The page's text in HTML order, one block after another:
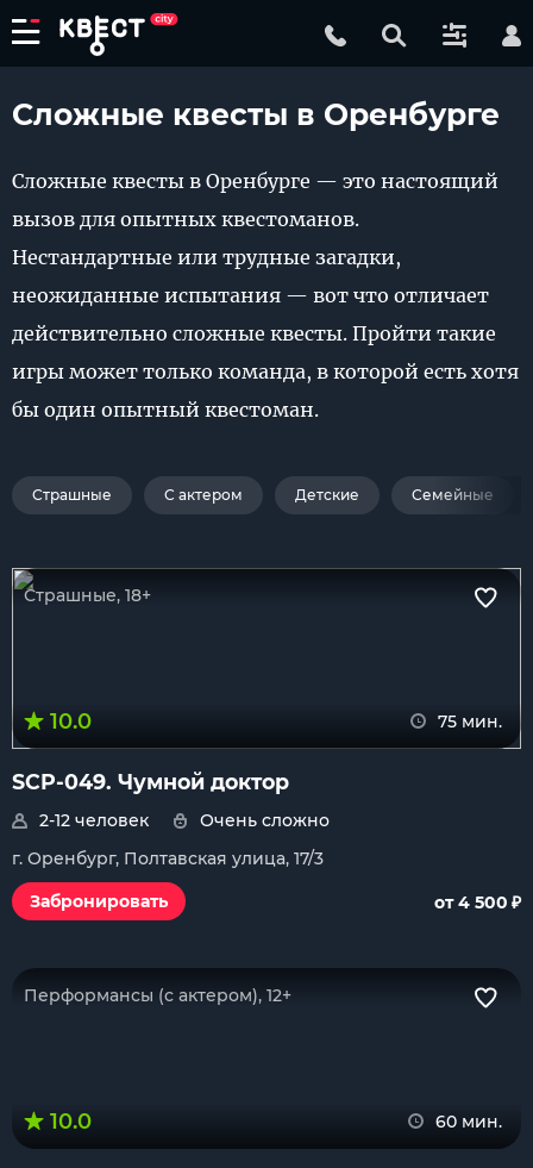
Сложные квесты в Оренбурге
Сложные квесты в Оренбурге — это настоящий
вызов для опытных квестоманов.
Нестандартные или трудные загадки,
неожиданные испытания — вот что отличает
действительно сложные квесты. Пройти такие
игры может только команда, в которой есть хотя
бы один опытный квестоман.
Страшные С актером Детские Семейные
Страшные, 18+
10.0 75 мин.
SCP-049. Чумной доктор
2-12 человек
Очень сложно
г. Оренбург, Полтавская улица, 17/3
Забронировать
от 4 500 ₽
Перформансы (с актером), 12+
10.0 60 мин.